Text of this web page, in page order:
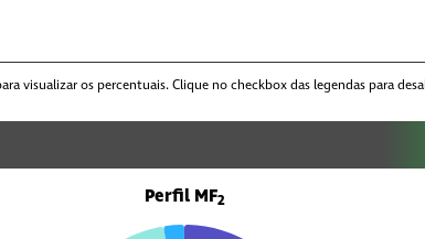
visualizar os percentuais. Clique no checkbox das legendas para
Perfil MF2